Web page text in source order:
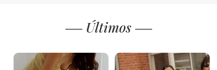
Últimos